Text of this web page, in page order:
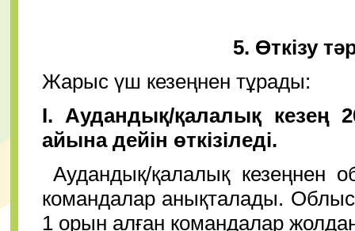
5. Өткізу
Жарыс үш кезеңнен тұрады:
І. Аудандық/қалалық кезең
айына дейін өткізіледі.
Аудандық/қалалық кезеңнен
командалар анықталады.
1 орын алған командалар